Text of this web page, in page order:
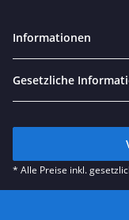
Informationen
Gesetzliche
* Alle Preise inkl.